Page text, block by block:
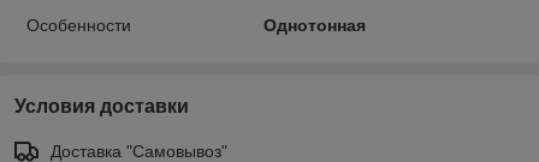
Особенности
Однотонная
Условия доставки
Доставка "Самовывоз"